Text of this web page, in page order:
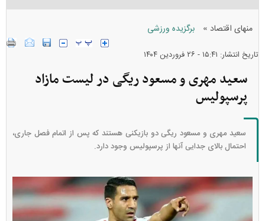
منهای اقتصاد » برگزیده ورزشی
تاریخ انتشار: ۱۵:۴۱ - ۲۶ فروردين ۱۴۰۴
سعید مهری و مسعود ریگی در لیست مازاد
پرسپولیس
سعید مهری و مسعود ریگی دو بازیکنی هستند که پس از اتمام فصل جاری،
احتمال بالای جدایی آنها از پرسپولیس وجود دارد.